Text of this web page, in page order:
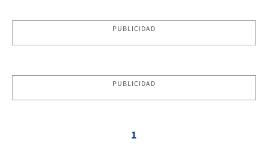
PUBLICIDAD
PUBLICIDAD
1